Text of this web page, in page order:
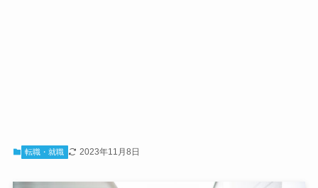
転職・就職 2023年11月8日